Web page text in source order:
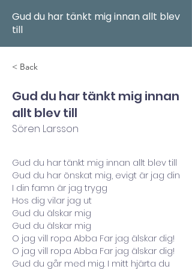
Gud du har tänkt mig innan allt blev
till
< Back
Gud du har tänkt mig innan
allt blev till
Sören Larsson
Gud du har tänkt mig innan allt blev till
Gud du har önskat mig, evigt är jag din
I din famn är jag trygg
Hos dig vilar jag ut
Gud du älskar mig
Gud du älskar mig
O jag vill ropa Abba Far jag älskar dig!
O jag vill ropa Abba Far jag älskar dig!
Gud du går med mig. I mitt hjärta du